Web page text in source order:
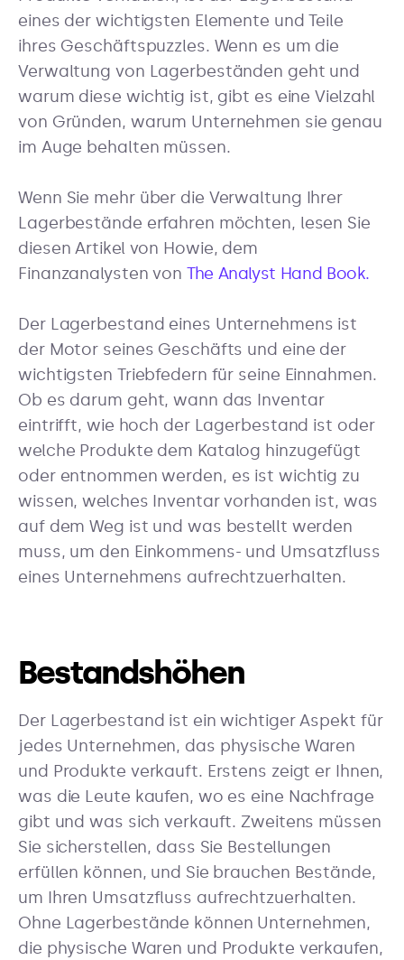
eines der wichtigsten Elemente und Teile
ihres Geschäftspuzzles. Wenn es um die
Verwaltung von Lagerbeständen geht und
warum diese wichtig ist, gibt es eine Vielzahl
von Gründen, warum Unternehmen sie genau
im Auge behalten müssen.
Wenn Sie mehr über die Verwaltung Ihrer
Lagerbestände erfahren möchten, lesen Sie
diesen Artikel von Howie, dem
Finanzanalysten von The Analyst Hand Book.
Der Lagerbestand eines Unternehmens ist
der Motor seines Geschäfts und eine der
wichtigsten Triebfedern für seine Einnahmen.
Ob es darum geht, wann das Inventar
eintrifft, wie hoch der Lagerbestand ist oder
welche Produkte dem Katalog hinzugefügt
oder entnommen werden, es ist wichtig zu
wissen, welches Inventar vorhanden ist, was
auf dem Weg ist und was bestellt werden
muss, um den Einkommens- und Umsatzfluss
eines Unternehmens aufrechtzuerhalten.
Bestandshöhen
Der Lagerbestand ist ein wichtiger Aspekt für
jedes Unternehmen, das physische Waren
und Produkte verkauft. Erstens zeigt er Ihnen,
was die Leute kaufen, wo es eine Nachfrage
gibt und was sich verkauft. Zweitens müssen
Sie sicherstellen, dass Sie Bestellungen
erfüllen können, und Sie brauchen Bestände,
um Ihren Umsatzfluss aufrechtzuerhalten.
Ohne Lagerbestände können Unternehmen,
die physische Waren und Produkte verkaufen,